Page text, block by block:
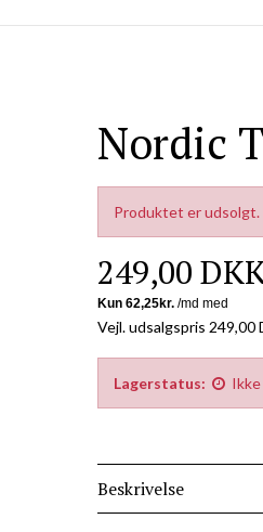
Nordic
Produktet er udsolgt.
249,00
Vejl. udsalgspris 249,00
Lagerstatus:
Beskrivelse